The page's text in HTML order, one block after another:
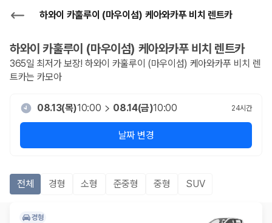
하와이 카훌루이 (마우이섬) 케아와카푸 비치 렌트카
하와이 카훌루이 (마우이섬) 케아와카푸 비치 렌트카
365일 최저가 보장! 하와이 카훌루이 (마우이섬) 케아와카푸 비치 렌
트카는 카모아
08.13(목)10:00 08.14(금)10:00 24시간
날짜 변경
전체 경형 소형 준중형 중형 SUV
경형